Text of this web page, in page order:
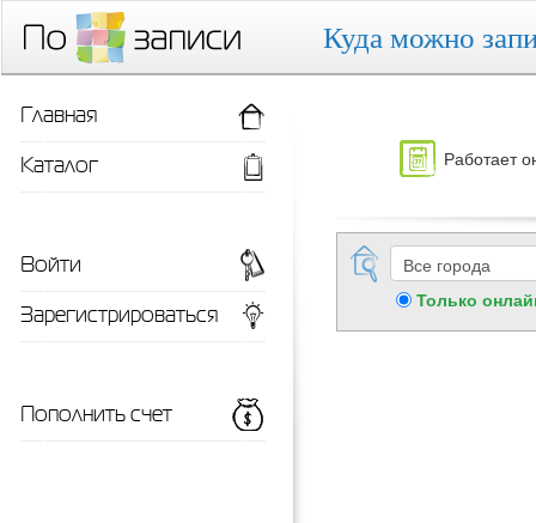
Куда можно
Работает
Только
Главная
Каталог
Войти
Зарегистрироваться
Пополнить счет